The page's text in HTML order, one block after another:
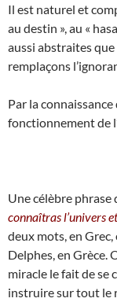
Il est naturel et
au destin », au «
aussi abstraites
remplaçons
Par la
fonctionnement de
Une célèbre phrase
connaîtras l’univers
deux mots, en
Delphes, en Grèce.
miracle le fait de
instruire sur tout le